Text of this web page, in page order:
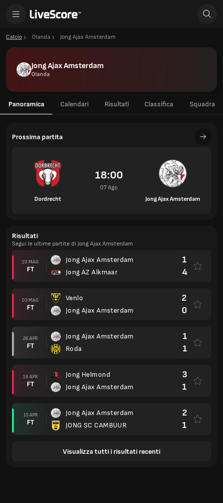
Calcio Olanda Jong Ajax Amsterdam
Jong Ajax Amsterdam
Olanda
Panoramica Calendari Risultati Classifica Squadra
Prossima partita
Dordrecht
18:00
07 Ago
Jong Ajax Amsterdam
Risultati
Segui le ultime partite di Jong Ajax Amsterdam
10 MAG
FT
Jong Ajax Amsterdam
Jong AZ Alkmaar
1
4
03 MAG
FT
Venlo
Jong Ajax Amsterdam
2
0
26 APR
FT
Jong Ajax Amsterdam
Roda
1
1
19 APR
FT
Jong Helmond
Jong Ajax Amsterdam
3
1
15 APR
FT
Jong Ajax Amsterdam
JONG SC CAMBUUR
2
1
Visualizza tutti i risultati recenti